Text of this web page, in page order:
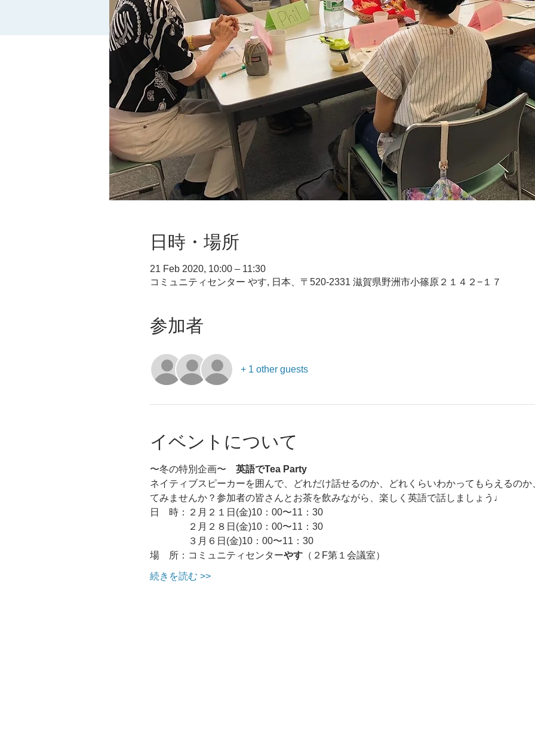
日時・場所
21 Feb 2020, 10:00 – 11:30
コミュニティセンター やす, 日本、〒520-2331 滋賀県野洲市小篠原２１４２−１７
参加者
+ 1 other guests
イベントについて
〜冬の特別企画〜 英語でTea Party
ネイティブスピーカーを囲んで、どれだけ話せるのか、どれくらいわかってもらえるの
てみませんか？参加者の皆さんとお茶を飲みながら、楽しく英語で話しましょう♩
日　時：２月２１日(金)10：00〜11：30
２月２８日(金)10：00〜11：30
３月６日(金)10：00〜11：30
場　所：コミュニティセンターやす（２F第１会議室）
続きを読む >>